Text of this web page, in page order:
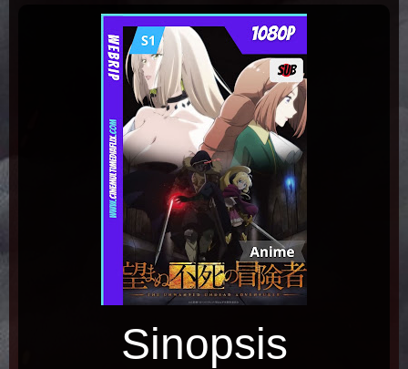
Sinopsis